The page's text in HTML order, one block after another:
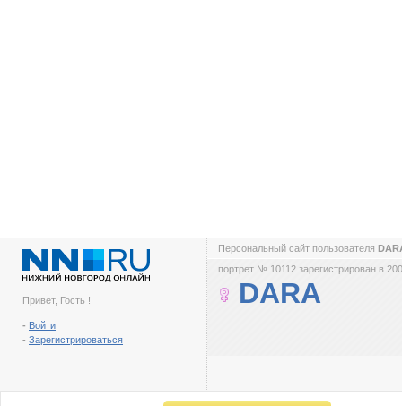
Привет, Гость !
- Войти
- Зарегистрироваться
Персональный сайт пользователя
портрет № 10112 зарегистрирован в
DARA